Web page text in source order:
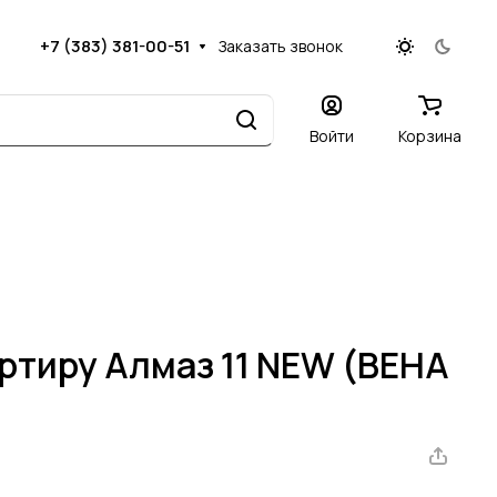
+7 (383) 381-00-51 Заказать звонок
Войти Корзина
Алмаз 11 NEW (ВЕНА